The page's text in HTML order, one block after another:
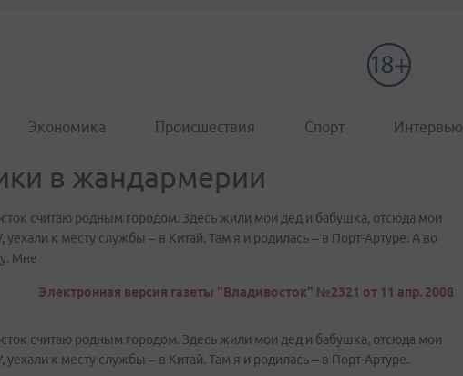
Экономика Происшествия Спорт Интервью
в жандармерии
считаю родным городом. Здесь жили мои дед и бабушка, отсюда мои
к месту службы – в Китай. Там я и родилась – в Порт-Артуре. А во
Мне
Электронная версия газеты "Владивосток" №2321 от 11 апр. 2008
считаю родным городом. Здесь жили мои дед и бабушка, отсюда мои
к месту службы – в Китай. Там я и родилась – в Порт-Артуре.